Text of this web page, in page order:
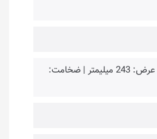
طول: 355 میلیمتر | عرض: 243 میلیمتر | ضخامت: